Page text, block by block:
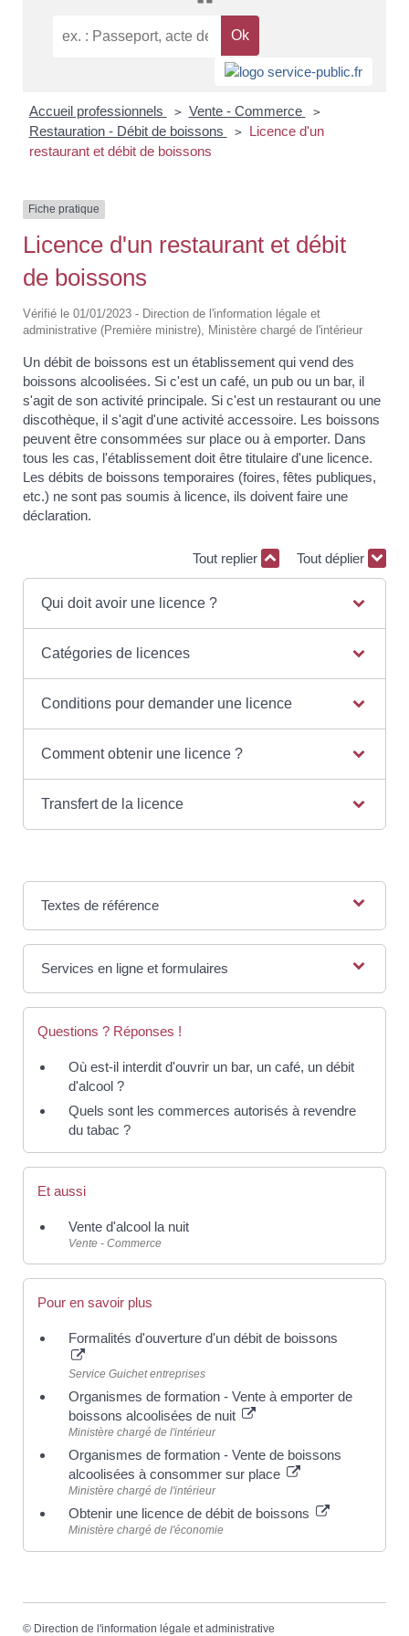
Accueil professionnels > Vente - Commerce >
Restauration - Débit de boissons >
Licence d'un
restaurant et débit de boissons
Fiche pratique
Licence d'un restaurant et débit
de boissons
Vérifié le 01/01/2023 - Direction de l'information légale et
administrative (Première ministre), Ministère chargé de l'intérieur
Un débit de boissons est un établissement qui vend des
boissons alcoolisées. Si c'est un café, un pub ou un bar, il
s'agit de son activité principale. Si c'est un restaurant ou une
discothèque, il s'agit d'une activité accessoire. Les boissons
peuvent être consommées sur place ou à emporter. Dans
tous les cas, l'établissement doit être titulaire d'une licence.
Les débits de boissons temporaires (foires, fêtes publiques,
etc.) ne sont pas soumis à licence, ils doivent faire une
déclaration.
Tout replier Tout déplier
Qui doit avoir une licence ?
Catégories de licences
Conditions pour demander une licence
Comment obtenir une licence ?
Transfert de la licence
Textes de référence
Services en ligne et formulaires
Questions ? Réponses !
Où est-il interdit d'ouvrir un bar, un café, un débit
d'alcool ?
Quels sont les commerces autorisés à revendre
du tabac ?
Et aussi
Vente d'alcool la nuit
Vente - Commerce
Pour en savoir plus
Formalités d'ouverture d'un débit de boissons
Service Guichet entreprises
Organismes de formation - Vente à emporter de
boissons alcoolisées de nuit
Ministère chargé de l'intérieur
Organismes de formation - Vente de boissons
alcoolisées à consommer sur place
Ministère chargé de l'intérieur
Obtenir une licence de débit de boissons
Ministère chargé de l'économie
© Direction de l'information légale et administrative